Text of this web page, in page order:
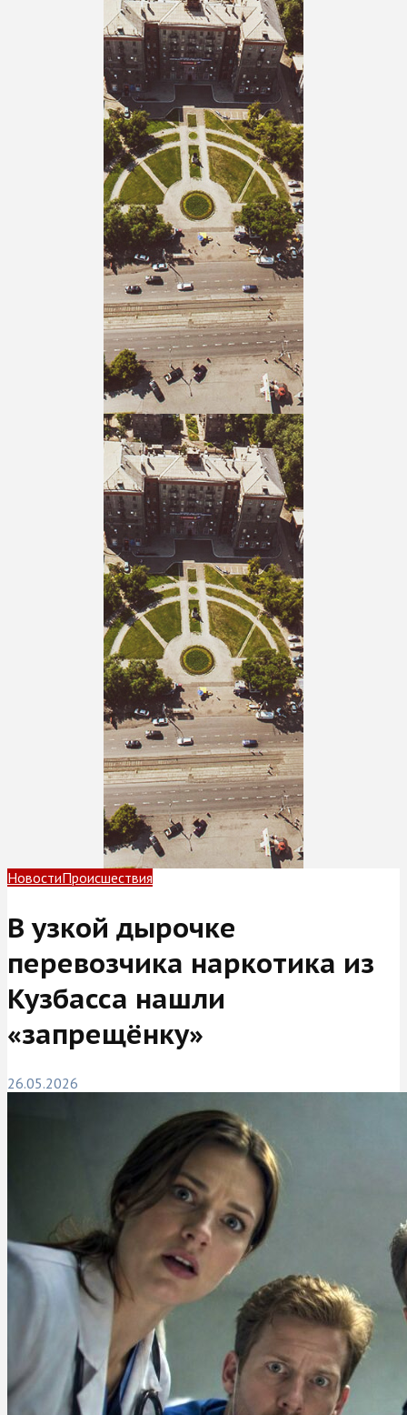
НовостиПроисшествия
В узкой дырочке
перевозчика наркотика из
Кузбасса нашли
«запрещёнку»
26.05.2026